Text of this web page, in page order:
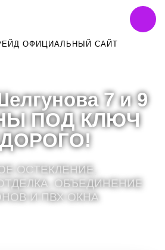
ОФИЦИАЛЬНЫЙ САЙТ
7 и 9
ПОД КЛЮЧ
ОСТЕКЛЕНИЕ,
ОБЪЕДИНЕНИЕ
И ПВХ ОКНА